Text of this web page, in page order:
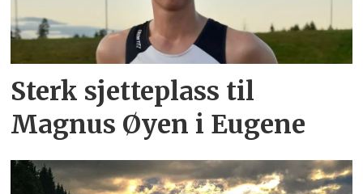
Sterk sjetteplass til
Magnus Øyen i Eugene